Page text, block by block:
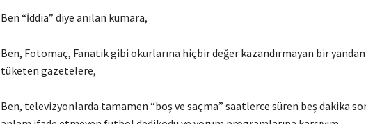
Ben “İddia” diye anılan kumara,
Ben, Fotomaç, Fanatik gibi okurlarına hiçbir değer kazandırmayan bir yandan
tüketen gazetelere,
Ben, televizyonlarda tamamen “boş ve saçma” saatlerce süren beş dakika